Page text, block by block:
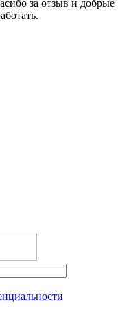
за отзыв и добрые